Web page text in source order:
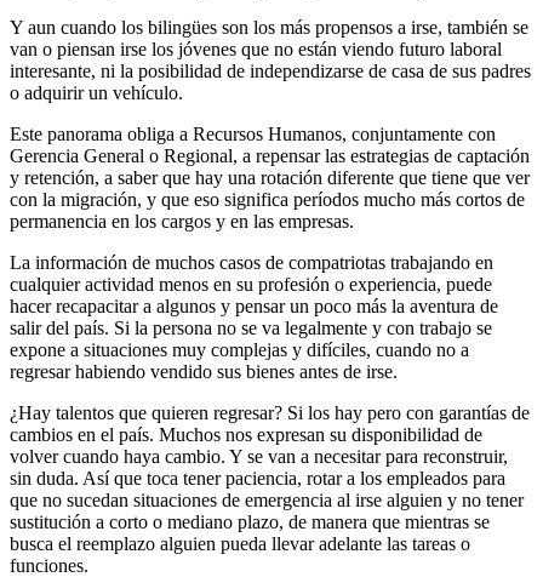
Y aun cuando los bilingües son los más propensos a irse, también se
van o piensan irse los jóvenes que no están viendo futuro laboral
interesante, ni la posibilidad de independizarse de casa de sus padres
o adquirir un vehículo.
Este panorama obliga a Recursos Humanos, conjuntamente con
Gerencia General o Regional, a repensar las estrategias de captación
y retención, a saber que hay una rotación diferente que tiene que ver
con la migración, y que eso significa períodos mucho más cortos de
permanencia en los cargos y en las empresas.
La información de muchos casos de compatriotas trabajando en
cualquier actividad menos en su profesión o experiencia, puede
hacer recapacitar a algunos y pensar un poco más la aventura de
salir del país. Si la persona no se va legalmente y con trabajo se
expone a situaciones muy complejas y difíciles, cuando no a
regresar habiendo vendido sus bienes antes de irse.
¿Hay talentos que quieren regresar? Si los hay pero con garantías de
cambios en el país. Muchos nos expresan su disponibilidad de
volver cuando haya cambio. Y se van a necesitar para reconstruir,
sin duda. Así que toca tener paciencia, rotar a los empleados para
que no sucedan situaciones de emergencia al irse alguien y no tener
sustitución a corto o mediano plazo, de manera que mientras se
busca el reemplazo alguien pueda llevar adelante las tareas o
funciones.